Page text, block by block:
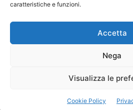
caratteristiche e funzioni.
Accetta
Nega
Visualizza le
Cookie Policy
Contatti Cookie
Palmi